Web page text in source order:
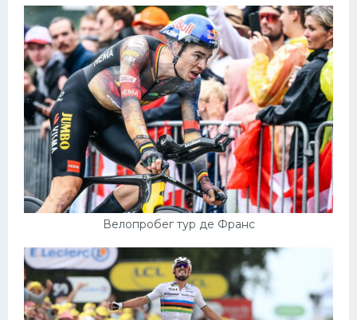
Велопробег тур де Франс